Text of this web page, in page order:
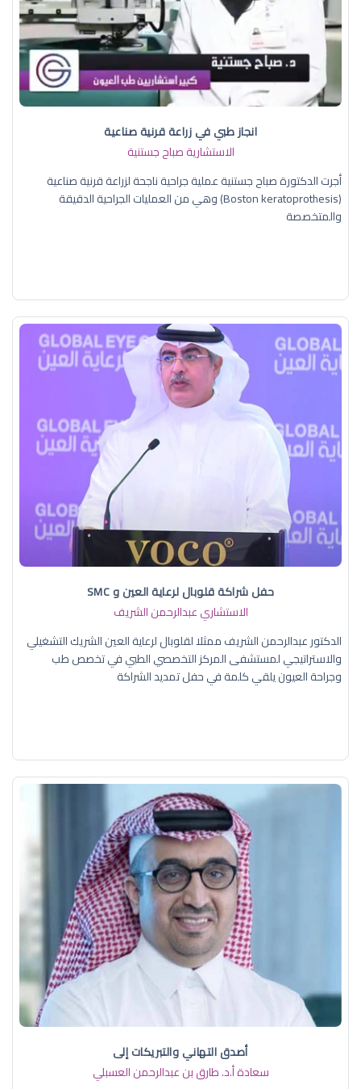
انجاز طبي في زراعة قرنية صناعية
الاستشارية صباح جستنية
أجرت الدكتورة صباح جستنية عملية جراحية ناجحة لزراعة قرنية صناعية
(Boston keratoprothesis) وهي من العمليات الجراحية الدقيقة
والمتخصصة
حفل شراكة قلوبال لرعاية العين و SMC
الاستشاري عبدالرحمن الشريف
الدكتور عبدالرحمن الشريف ممثلا لقلوبال لرعاية العين الشريك التشغيلي
والاستراتيجي لمستشفى المركز التخصصي الطبي في تخصص طب
وجراحة العيون يلقي كلمة في حفل تمديد الشراكة
أصدق التهاني والتبريكات إلى
سعادة أ.د. ​طارق بن عبدالرحمن العسبلي